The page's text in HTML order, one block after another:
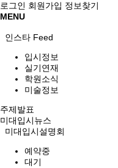
로그인 회원가입 정보찾기
MENU
인스타 Feed
입시정보
실기연재
학원소식
미술정보
주제발표
미대입시뉴스
미대입시설명회
예약중
대기